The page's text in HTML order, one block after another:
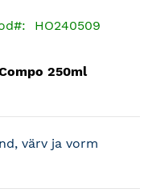
HO240509
250ml
värv ja vorm